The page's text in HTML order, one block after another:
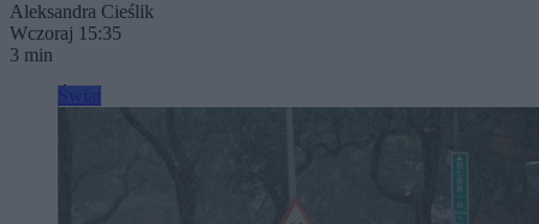
Aleksandra Cieślik
Wczoraj 15:35
3 min